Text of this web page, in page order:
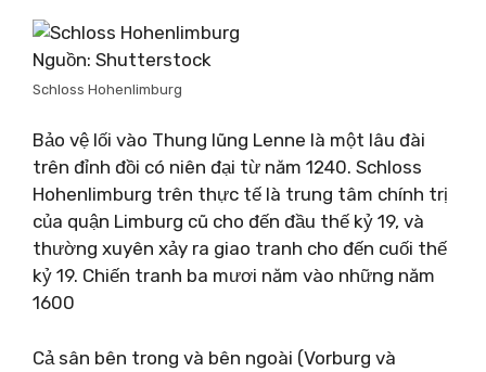
Nguồn: Shutterstock
Schloss Hohenlimburg
Bảo vệ lối vào Thung lũng Lenne là một lâu đài
trên đỉnh đồi có niên đại từ năm 1240. Schloss
Hohenlimburg trên thực tế là trung tâm chính trị
của quận Limburg cũ cho đến đầu thế kỷ 19, và
thường xuyên xảy ra giao tranh cho đến cuối thế
kỷ 19. Chiến tranh ba mươi năm vào những năm
1600
Cả sân bên trong và bên ngoài (Vorburg và